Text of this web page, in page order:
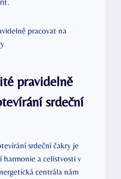
pravidelně
srdeční
srdeční čakry je
harmonie a celistvosti v
centrála nám